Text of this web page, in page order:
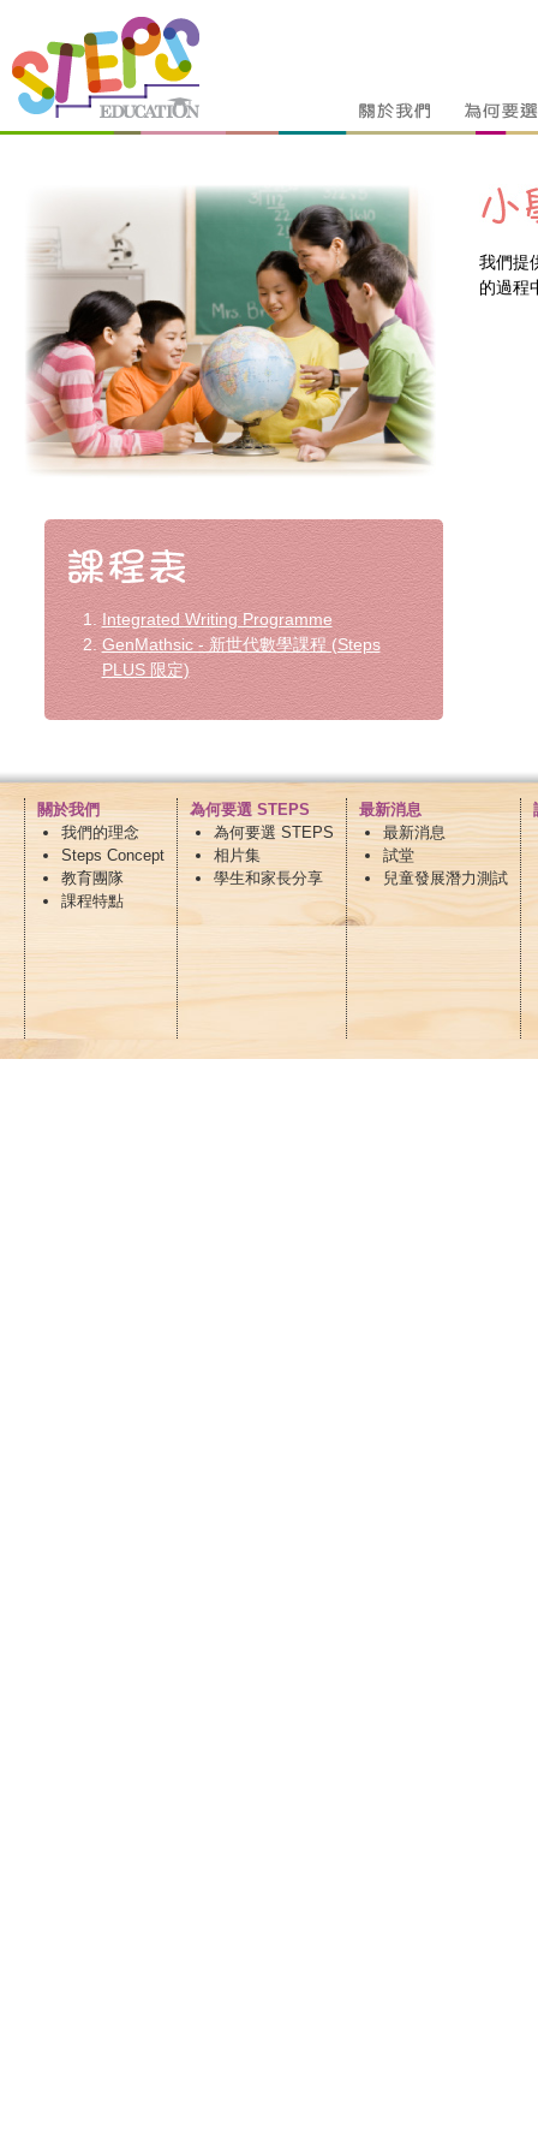
Integrated Writing Programme
GenMathsic - 新世代數學課程 (Steps
PLUS 限定)
我們提
的過程
關於我們
我們的理念
Steps Concept
教育團隊
課程特點
為何要選 STEPS
為何要選 STEPS
相片集
學生和家長分享
最新消息
最新消息
試堂
兒童發展潛力測試